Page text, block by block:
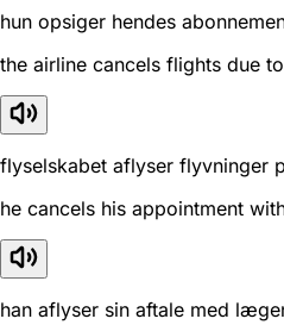
hun opsiger hendes
the airline cancels flights due
flyselskabet aflyser flyvninger
he cancels his appointment
han aflyser sin aftale med